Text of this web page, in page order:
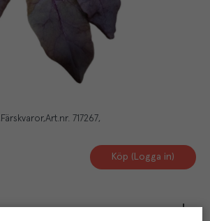
Färskvaror Art.nr. 717267
Köp (Logga in)